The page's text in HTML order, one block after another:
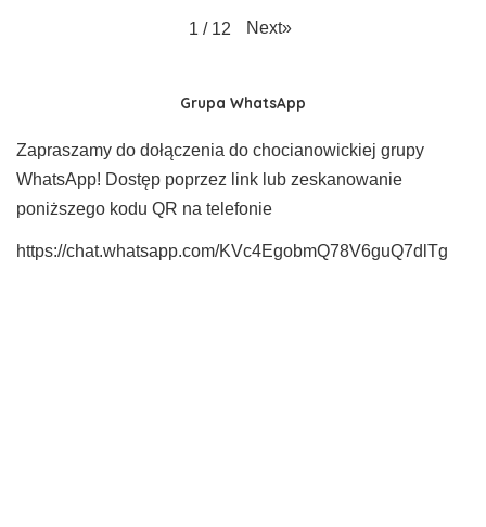
1 / 12 Next»
Grupa WhatsApp
Zapraszamy do dołączenia do chocianowickiej grupy
WhatsApp! Dostęp poprzez link lub zeskanowanie
poniższego kodu QR na telefonie
https://chat.whatsapp.com/KVc4EgobmQ78V6guQ7dlTg